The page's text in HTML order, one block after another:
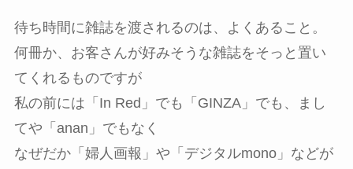
待ち時間に雑誌を渡されるのは、よくあること。
何冊か、お客さんが好みそうな雑誌をそっと置い
てくれるものですが
私の前には「In Red」でも「GINZA」でも、まし
てや「anan」でもなく
なぜだか「婦人画報」や「デジタルmono」などが